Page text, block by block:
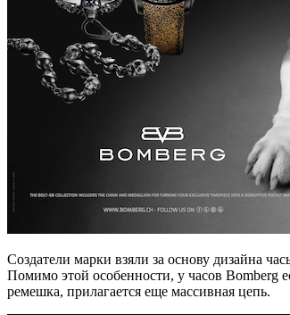
Создатели марки взяли за основу дизайна
Помимо этой особенности, у часов Bomberg
ремешка, прилагается еще массивная цепь.